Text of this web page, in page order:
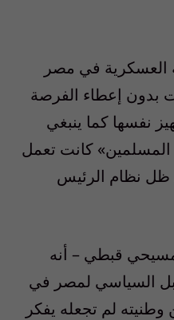
العسكرية في مصر
بدون إعطاء الفرصة
نفسها كما ينبغي
المسلمين» كانت تعمل
نظام الرئيس
مسيحي قبطي – أنه
السياسي لمصر في
لم تجعله يفكر